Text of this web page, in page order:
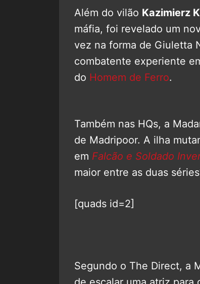
Além do vilão Kazimierz
máfia, foi revelado um
vez na forma de Giuletta
combatente experiente
do Homem de Ferro.
Também nas HQs, a
de Madripoor. A ilha
em Falcão e Soldado
maior entre as duas
[quads id=2]
Segundo o The Direct, a